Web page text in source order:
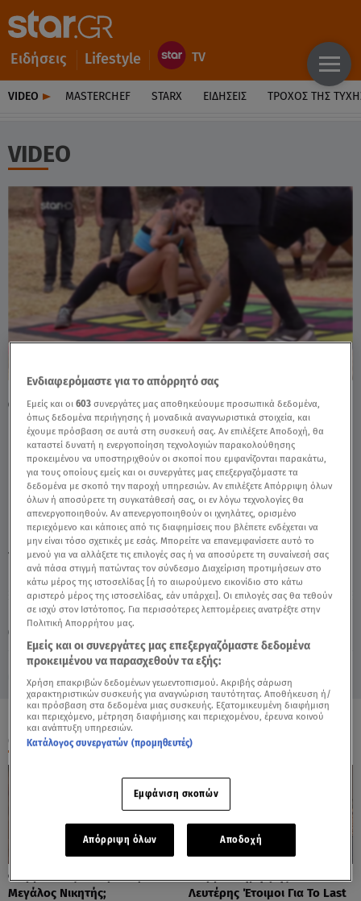
Ειδήσεις Lifestyle
VIDEO MASTERCHEF STARX ΕΙΔΉΣΕΙΣ ΤΡΟΧΌΣ ΤΗΣ
VIDEO
Κυριακή 9 Αυγούστου 2026
06.10.25, 21:55 MEDIA
Φάρμα: Οι «Γαλάζιοι» Κέρδισαν Ξανά Τις
Προμήθειες - Video
TAGS: ΦΑΡΜΑ
ΟΛΑ ΤΑ ΒΙΝΤΕΟ
Φάρμα: Πώς Θα Προκύψει Ο
Μεγάλος Νικητής;
Φάρμα: Δημήτρης Και
Λευτέρης Έτοιμοι Για Το Last
Ενδιαφερόμαστε για το απόρρητό σας
Εμείς και οι603 συνεργάτες μας αποθηκεύουμε προσωπικά δεδομένα,
όπως δεδομένα περιήγησης ή μοναδικά αναγνωριστικά στοιχεία, και
έχουμε πρόσβαση σε αυτά στη συσκευή σας. Αν επιλέξετε Αποδοχή, θα
καταστεί δυνατή η ενεργοποίηση τεχνολογιών παρακολούθησης
προκειμένου να υποστηριχθούν οι σκοποί που εμφανίζονται παρακάτω,
για τους οποίους εμείς και οι συνεργάτες μας επεξεργαζόμαστε τα
δεδομένα με σκοπό την παροχή υπηρεσιών. Αν επιλέξετε Απόρριψη όλων
όλων ή αποσύρετε τη συγκατάθεσή σας, οι εν λόγω τεχνολογίες θα
απενεργοποιηθούν. Αν απενεργοποιηθούν οι ιχνηλάτες, ορισμένο
περιεχόμενο και κάποιες από τις διαφημίσεις που βλέπετε ενδέχεται να
μην είναι τόσο σχετικές με εσάς. Μπορείτε να επανεμφανίσετε αυτό το
μενού για να αλλάξετε τις επιλογές σας ή να αποσύρετε τη συναίνεσή σας
ανά πάσα στιγμή πατώντας τον σύνδεσμο Διαχείριση προτιμήσεων στο
κάτω μέρος της ιστοσελίδας [ή το αιωρούμενο εικονίδιο στο κάτω
αριστερό μέρος της ιστοσελίδας, εάν υπάρχει]. Οι επιλογές σας θα τεθούν
σε ισχύ στον Ιστότοπος. Για περισσότερες λεπτομέρειες ανατρέξτε στην
Πολιτική Απορρήτου μας.
Εμείς και οι συνεργάτες μας επεξεργαζόμαστε δεδομένα
προκειμένου να παρασχεθούν τα εξής:
Χρήση επακριβών δεδομένων γεωεντοπισμού. Ακριβής σάρωση
χαρακτηριστικών συσκευής για αναγνώριση ταυτότητας. Αποθήκευση ή/
και πρόσβαση στα δεδομένα μιας συσκευής. Εξατομικευμένη διαφήμιση
και περιεχόμενο, μέτρηση διαφήμισης και περιεχομένου, έρευνα κοινού
και ανάπτυξη υπηρεσιών.
Κατάλογος συνεργατών (προμηθευτές)
Εμφάνιση σκοπών
Απόρριψη όλων Αποδοχή